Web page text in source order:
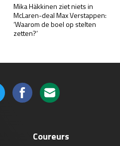
Mika Häkkinen ziet niets in
McLaren-deal Max Verstappen:
‘Waarom de boel op stelten
zetten?’
Coureurs